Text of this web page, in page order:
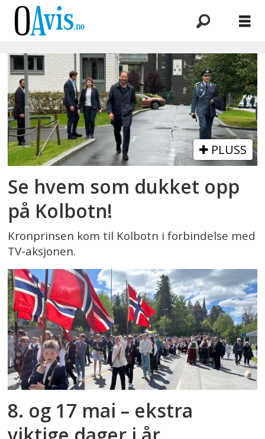
Emne:
ukraina
PLUSS
Se hvem som dukket opp
på Kolbotn!
Kronprinsen kom til Kolbotn i forbindelse med
TV-aksjonen.
8. og 17 mai – ekstra